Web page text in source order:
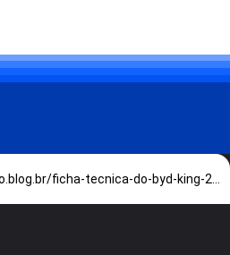
https://carro.blog.br/ficha-tecnica-do-byd-king-2025-preco-consumo-e-desempenho-do-sedan-hibrido.html